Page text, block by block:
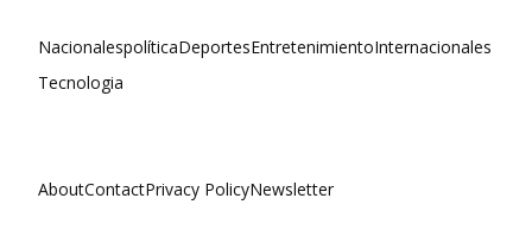
NacionalespolíticaDeportesEntretenimientoInternacionales
Tecnologia
AboutContactPrivacy PolicyNewsletter